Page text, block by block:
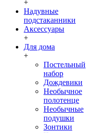
+
Надувные
подстаканники
Аксессуары
+
Для дома
+
Постельный
набор
Дождевики
Необычное
полотенце
Необычные
подушки
Зонтики